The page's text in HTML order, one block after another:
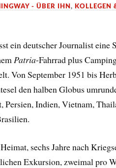
- ÜBER IHN, KOLLEGEN
ein deutscher Journalist
Patria-Fahrrad plus
Von September 1951 bis
den halben Globus
Persien, Indien, Vietnam,
sechs Jahre nach
Exkursion, zweimal pro